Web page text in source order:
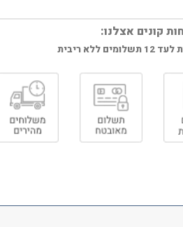
קונים אצלנו:
ללא ריבית